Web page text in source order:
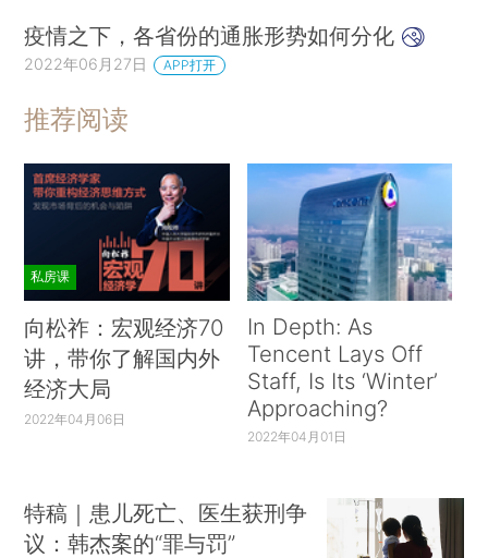
疫情之下，各省份的通胀形势如何分化
2022年06月27日 APP打开
推荐阅读
私房课
向松祚：宏观经济70
讲，带你了解国内外
经济大局
2022年04月06日
In Depth: As
Tencent Lays Off
Staff, Is Its ‘Winter’
Approaching?
2022年04月01日
特稿｜患儿死亡、医生获刑争
议：韩杰案的“罪与罚”